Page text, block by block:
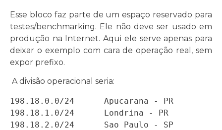
Esse bloco faz parte de um espaço reservado para
testes/benchmarking. Ele não deve ser usado em
produção na Internet. Aqui ele serve apenas para
deixar o exemplo com cara de operação real, sem
expor prefixo.
A divisão operacional seria:
198.18.0.0/24      Apucarana - PR
198.18.1.0/24      Londrina - PR
198.18.2.0/24      Sao Paulo - SP